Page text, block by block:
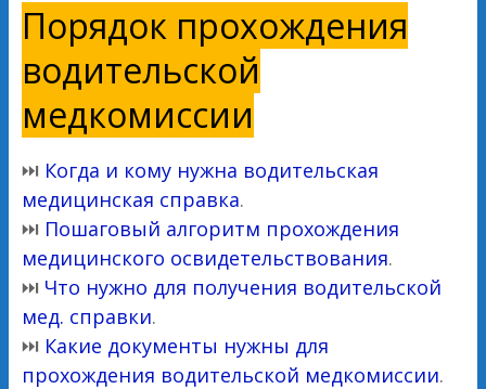
Порядок прохождения
водительской
медкомиссии
⏭ Когда и кому нужна водительская
медицинская справка.
⏭ Пошаговый алгоритм прохождения
медицинского освидетельствования.
⏭ Что нужно для получения водительской
мед. справки.
⏭ Какие документы нужны для
прохождения водительской медкомиссии.